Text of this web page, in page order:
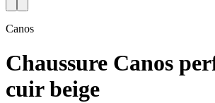
Canos
Chaussure Canos
cuir beige